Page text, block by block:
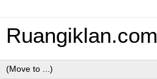
Ruangiklan.com